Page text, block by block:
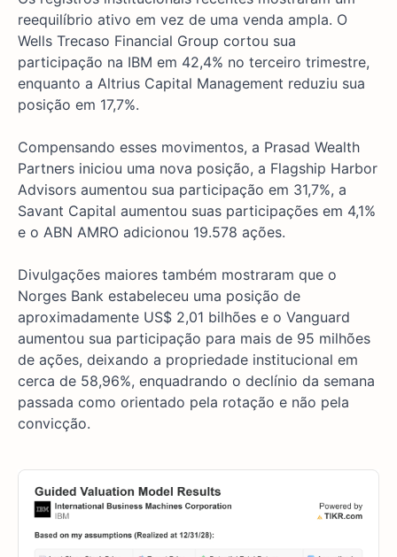
reequilíbrio ativo em vez de uma venda ampla. O
Wells Trecaso Financial Group cortou sua
participação na IBM em 42,4% no terceiro trimestre,
enquanto a Altrius Capital Management reduziu sua
posição em 17,7%.
Compensando esses movimentos, a Prasad Wealth
Partners iniciou uma nova posição, a Flagship Harbor
Advisors aumentou sua participação em 31,7%, a
Savant Capital aumentou suas participações em 4,1%
e o ABN AMRO adicionou 19.578 ações.
Divulgações maiores também mostraram que o
Norges Bank estabeleceu uma posição de
aproximadamente US$ 2,01 bilhões e o Vanguard
aumentou sua participação para mais de 95 milhões
de ações, deixando a propriedade institucional em
cerca de 58,96%, enquadrando o declínio da semana
passada como orientado pela rotação e não pela
convicção.